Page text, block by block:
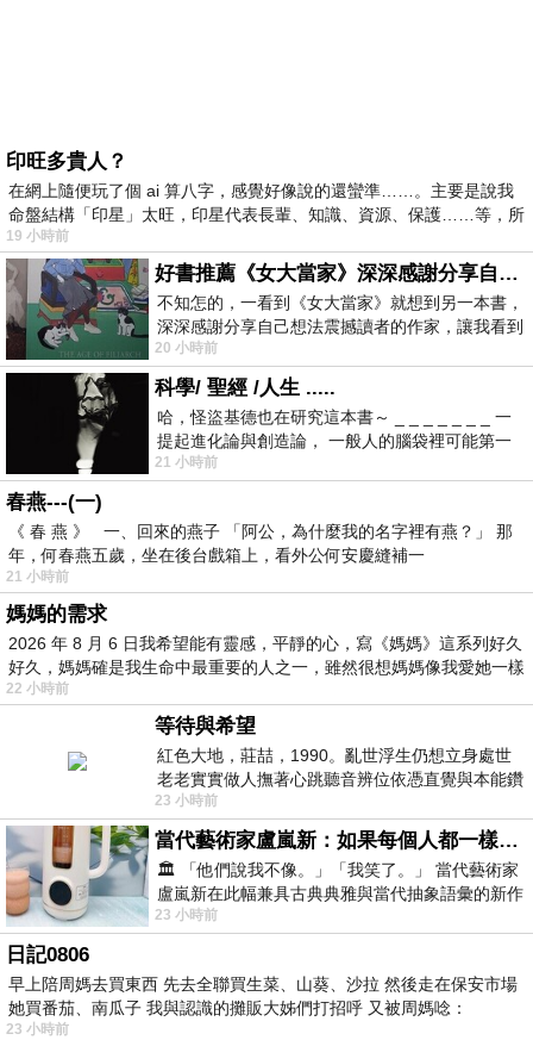
印旺多貴人？
在網上隨便玩了個 ai 算八字，感覺好像說的還蠻準……。主要是說我
命盤結構「印星」太旺，印星代表長輩、知識、資源、保護……等，所
19 小時前
好書推薦《女大當家》深深感謝分享自己想法震撼讀者的作家，讓我看到不同樣貌的家庭！
不知怎的，一看到《女大當家》就想到另一本書，
深深感謝分享自己想法震撼讀者的作家，讓我看到
不同樣貌的家庭！ 《女大
20 小時前
科學/ 聖經 /人生 .....
哈，怪盜基德也在研究這本書～ _ _ _ _ _ _ _ 一
提起進化論與創造論， 一般人的腦袋裡可能第一
時間就有「 進化論很科
21 小時前
春燕---(一)
《 春 燕 》 一、回來的燕子 「阿公，為什麼我的名字裡有燕？」 那
年，何春燕五歲，坐在後台戲箱上，看外公何安慶縫補一
21 小時前
媽媽的需求
2026 年 8 月 6 日我希望能有靈感，平靜的心，寫《媽媽》這系列好久
好久，媽媽確是我生命中最重要的人之一，雖然很想媽媽像我愛她一樣
22 小時前
等待與希望
紅色大地，莊喆，1990。亂世浮生仍想立身處世
老老實實做人撫著心跳聽音辨位依憑直覺與本能鑽
向裂隙的亮處探索另一個心聲另一個共鳴的
23 小時前
當代藝術家盧嵐新：如果每個人都一樣，這世界該有多無聊？
🏛️ 「他們說我不像。」「我笑了。」 當代藝術家
盧嵐新在此幅兼具古典典雅與當代抽象語彙的新作
中，以沈靜的藍色空間為背景，描繪了
23 小時前
日記0806
早上陪周媽去買東西 先去全聯買生菜、山葵、沙拉 然後走在保安市場
她買番茄、南瓜子 我與認識的攤販大姊們打招呼 又被周媽唸：
23 小時前